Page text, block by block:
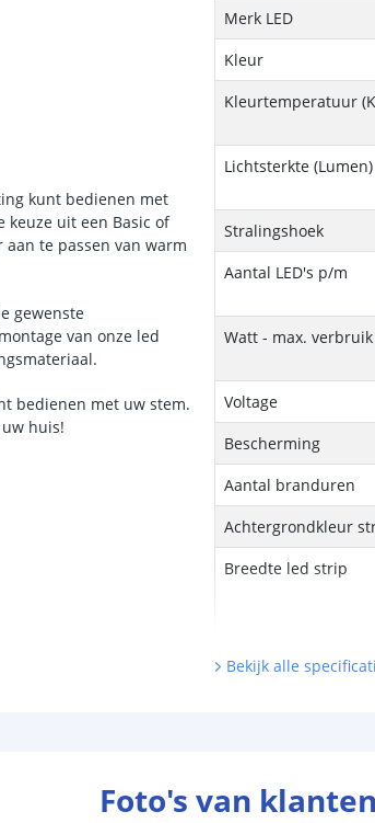
kunt bedienen met
keuze uit een Basic of
te passen van warm
gewenste
van onze led
bedienen met uw stem.
huis!
Merk LED
Kleur
Kleurtemperatuur
Lichtsterkte
Stralingshoek
Aantal LED's p/m
Watt - max.
Voltage
Bescherming
Aantal branduren
Achtergrondkleur
Breedte led strip
Dikte led strip
Certificering led strip
Bekijk alle
Foto's van klanten